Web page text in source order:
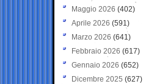
Maggio 2026 (402)
Aprile 2026 (591)
Marzo 2026 (641)
Febbraio 2026 (617)
Gennaio 2026 (652)
Dicembre 2025 (627)